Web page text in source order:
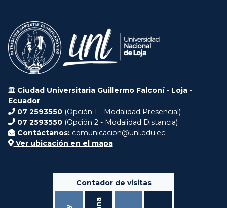
Ciudad Universitaria Guillermo Falconí - Loja -
Ecuador
07 2593550 (Opción 1 - Modalidad Presencial)
07 2593550 (Opción 2 - Modalidad Distancia)
Contáctanos: comunicacion@unl.edu.ec
Ver ubicación en el mapa
Contador de visitas